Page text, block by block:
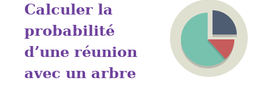
Calculer la
probabilité
d’une réunion
avec un arbre